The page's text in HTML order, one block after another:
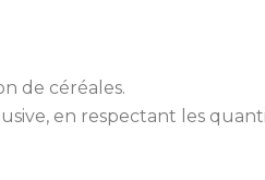
de céréales.
en respectant les